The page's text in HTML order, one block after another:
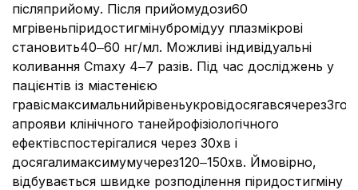
післяприйому. Після прийомудози60
мгрівеньпіридостигмінубромідуу плазмікрові
становить40‒60 нг/мл. Можливі індивідуальні
коливання Cmaxу 4‒7 разів. Під час досліджень у
пацієнтів із міастенією
апрояви клінічного танейрофізіологічного
ефектівспостерігалися через 30хв і
досягалимаксимумучерез120‒150хв. Ймовірно,
відбувається швидке розподілення піридостигміну